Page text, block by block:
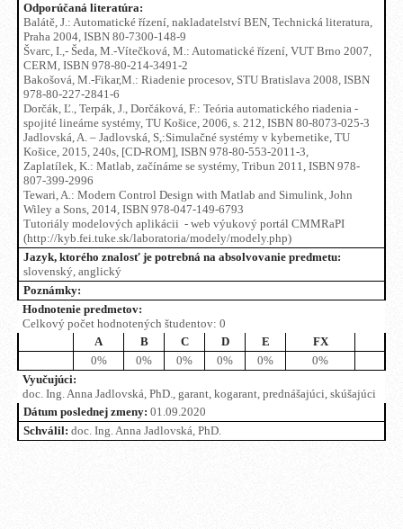
Odporúčaná literatúra:
Balátě, J.: Automatické řízení, nakladatelství BEN, Technická literatura,
Praha 2004, ISBN 80-7300-148-9
Švarc, I.,- Šeda, M.-Vítečková, M.: Automatické řízení, VUT Brno 2007,
CERM, ISBN 978-80-214-3491-2
Bakošová, M.-Fikar,M.: Riadenie procesov, STU Bratislava 2008, ISBN
978-80-227-2841-6
Dorčák, Ľ., Terpák, J., Dorčáková, F.: Teória automatického riadenia -
spojité lineárne systémy, TU Košice, 2006, s. 212, ISBN 80-8073-025-3
Jadlovská, A. – Jadlovská, S,:Simulačné systémy v kybernetike, TU
Košice, 2015, 240s, [CD-ROM], ISBN 978-80-553-2011-3,
Zaplatílek, K.: Matlab, začínáme se systémy, Tribun 2011, ISBN 978-
807-399-2996
Tewari, A.: Modern Control Design with Matlab and Simulink, John
Wiley a Sons, 2014, ISBN 978-047-149-6793
Tutoriály modelových aplikácii - web výukový portál CMMRaPI
(http://kyb.fei.tuke.sk/laboratoria/modely/modely.php)
Jazyk, ktorého znalosť je potrebná na absolvovanie predmetu:
slovenský, anglický
Poznámky:
Hodnotenie predmetov:
Celkový počet hodnotených študentov: 0
A
B C D E
FX
0%
0% 0% 0% 0%
0%
Vyučujúci:
doc. Ing. Anna Jadlovská, PhD., garant, kogarant, prednášajúci, skúšajúci
Dátum poslednej zmeny: 01.09.2020
Schválil: doc. Ing. Anna Jadlovská, PhD.